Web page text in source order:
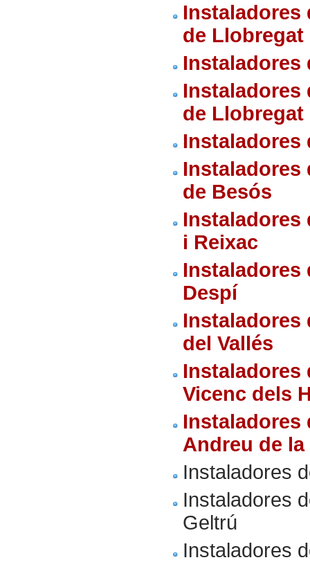
Instaladores
de Llobregat
Instaladores
Instaladores
de Llobregat
Instaladores
Instaladores
de Besós
Instaladores
i Reixac
Instaladores
Despí
Instaladores
del Vallés
Instaladores
Vicenc dels
Instaladores
Andreu de la
Instaladores
Instaladores
Geltrú
Instaladores